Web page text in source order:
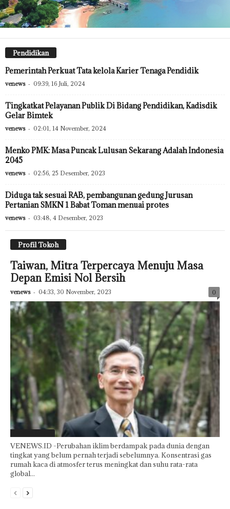
Pendidikan
Pemerintah Perkuat Tata kelola Karier Tenaga Pendidik
venews - 09:39, 16 Juli, 2024
Tingkatkat Pelayanan Publik Di Bidang Pendidikan, Kadisdik
Gelar Bimtek
venews - 02:01, 14 November, 2024
Menko PMK: Masa Puncak Lulusan Sekarang Adalah Indonesia
2045
venews - 02:56, 25 Desember, 2023
Diduga tak sesuai RAB, pembangunan gedung Jurusan
Pertanian SMKN 1 Babat Toman menuai protes
venews - 03:48, 4 Desember, 2023
Profil Tokoh
Taiwan, Mitra Terpercaya Menuju Masa
Depan Emisi Nol Bersih
venews - 04:33, 30 November, 2023 0
VENEWS.ID -Perubahan iklim berdampak pada dunia dengan
tingkat yang belum pernah terjadi sebelumnya. Konsentrasi gas
rumah kaca di atmosfer terus meningkat dan suhu rata-rata
global...